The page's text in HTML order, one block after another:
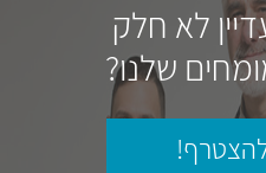
לא חלק
שלנו?